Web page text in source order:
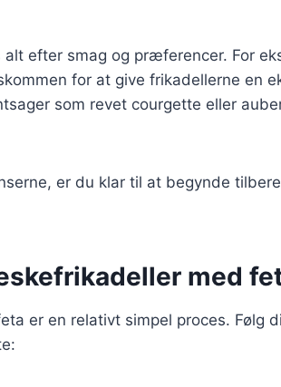
alt efter smag og præferencer. For
for at give frikadellerne en
som revet courgette eller
er du klar til at begynde
med
er en relativt simpel proces. Følg